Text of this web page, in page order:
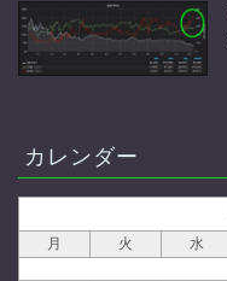
カレンダー
月
火 水